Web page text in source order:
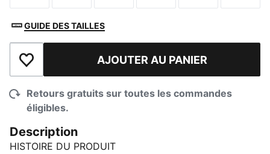
GUIDE DES TAILLES
Ajouter à la liste de souhaits
AJOUTER AU PANIER
Retours gratuits sur toutes les commandes
éligibles.
Description
HISTOIRE DU PRODUIT